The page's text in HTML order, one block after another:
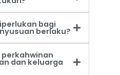
bagi
berlaku?
perkahwinan
dan keluarga